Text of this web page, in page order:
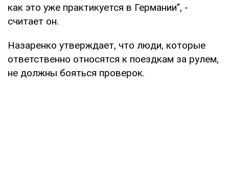
как это уже практикуется в Германии", -
считает он.
Назаренко утверждает, что люди, которые
ответственно относятся к поездкам за рулем,
не должны бояться проверок.